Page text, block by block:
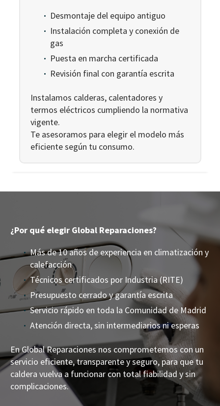
Desmontaje del equipo antiguo
Instalación completa y conexión de
gas
Puesta en marcha certificada
Revisión final con garantía escrita
Instalamos calderas, calentadores y
termos eléctricos cumpliendo la normativa
vigente.
Te asesoramos para elegir el modelo más
eficiente según tu consumo.
¿Por qué elegir Global Reparaciones?
Más de 10 años de experiencia en climatización y
calefacción
Técnicos certificados por Industria (RITE)
Presupuesto cerrado y garantía escrita
Servicio rápido en toda la Comunidad de Madrid
Atención directa, sin intermediarios ni esperas
En Global Reparaciones nos comprometemos con un
servicio eficiente, transparente y seguro, para que tu
caldera vuelva a funcionar con total fiabilidad y sin
complicaciones.